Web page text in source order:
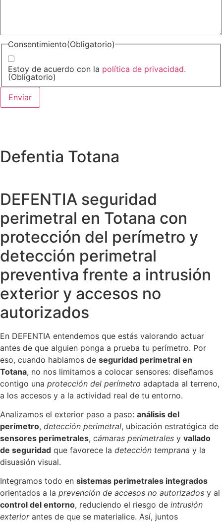
Consentimiento(Obligatorio)
Estoy de acuerdo con la política de privacidad.
(Obligatorio)
Defentia Totana
DEFENTIA seguridad
perimetral en Totana con
protección del perímetro y
detección perimetral
preventiva frente a intrusión
exterior y accesos no
autorizados
En DEFENTIA entendemos que estás valorando actuar
antes de que alguien ponga a prueba tu perímetro. Por
eso, cuando hablamos de seguridad perimetral en
Totana, no nos limitamos a colocar sensores: diseñamos
contigo una protección del perímetro adaptada al terreno,
a los accesos y a la actividad real de tu entorno.
Analizamos el exterior paso a paso: análisis del
perímetro, detección perimetral, ubicación estratégica de
sensores perimetrales, cámaras perimetrales y vallado
de seguridad que favorece la detección temprana y la
disuasión visual.
Integramos todo en sistemas perimetrales integrados
orientados a la prevención de accesos no autorizados y al
control del entorno, reduciendo el riesgo de intrusión
exteriorantes de que se materialice. Así, juntos